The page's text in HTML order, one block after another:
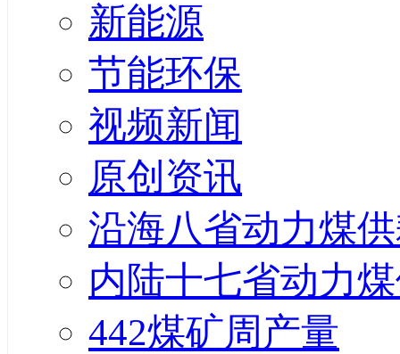
新能源
节能环保
视频新闻
原创资讯
沿海八省动力煤
内陆十七省动力
442煤矿周产量